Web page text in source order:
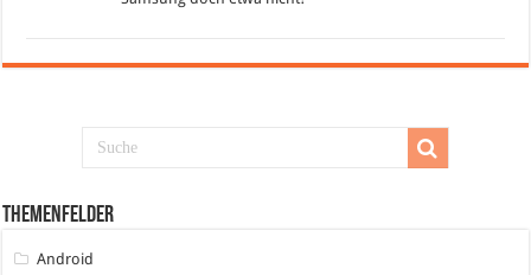
Themenfelder
Android